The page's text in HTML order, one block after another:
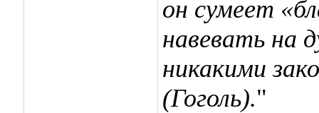
он сумеет
навевать на
никакими
(Гоголь)."